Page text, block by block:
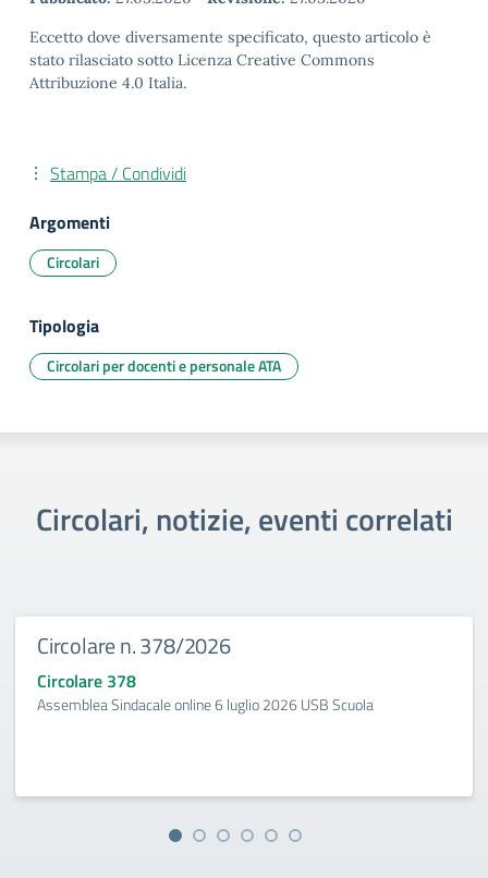
Eccetto dove diversamente specificato, questo articolo è
stato rilasciato sotto Licenza Creative Commons
Attribuzione 4.0 Italia.
Stampa / Condividi
Argomenti
Circolari
Tipologia
Circolari per docenti e personale ATA
Circolari, notizie, eventi correlati
Circolare n. 378/2026
Circolare 378
Assemblea Sindacale online 6 luglio 2026 USB Scuola